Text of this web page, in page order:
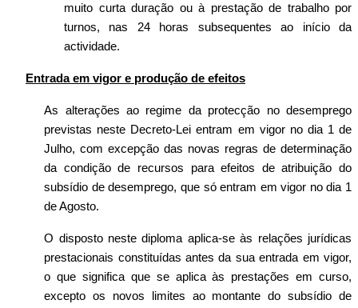
muito curta duração ou à prestação de trabalho por
turnos, nas 24 horas subsequentes ao início da
actividade.
Entrada em vigor e produção de efeitos
As alterações ao regime da protecção no desemprego
previstas neste Decreto-Lei entram em vigor no dia 1 de
Julho, com excepção das novas regras de determinação
da condição de recursos para efeitos de atribuição do
subsídio de desemprego, que só entram em vigor no dia 1
de Agosto.
O disposto neste diploma aplica-se às relações jurídicas
prestacionais constituídas antes da sua entrada em vigor,
o que significa que se aplica às prestações em curso,
excepto os novos limites ao montante do subsídio de